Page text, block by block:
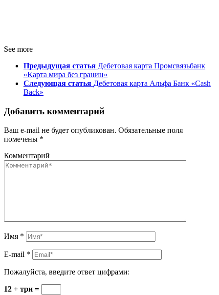
See more
Предыдущая статья Дебетовая карта Промсвязьбанк
«Карта мира без границ»
Следующая статья Дебетовая карта Альфа Банк «Cash
Back»
Добавить комментарий
Ваш e-mail не будет опубликован. Обязательные поля
помечены *
Комментарий
Имя *
E-mail *
Пожалуйста, введите ответ цифрами:
12 + три =